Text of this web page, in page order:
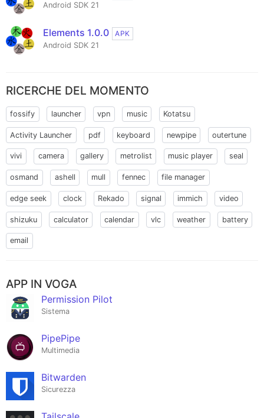
Android SDK 21
Elements 1.0.0
APK
Android SDK 21
RICERCHE DEL MOMENTO
fossify launcher vpn music Kotatsu
Activity Launcher pdf keyboard newpipe outertune
vivi camera gallery metrolist music player seal
osmand ashell mull fennec file manager
edge seek clock Rekado signal immich video
shizuku calculator calendar vlc weather battery
email
APP IN VOGA
Permission Pilot
Sistema
PipePipe
Multimedia
Bitwarden
Sicurezza